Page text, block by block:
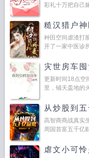
彩礼十万把自己
糙汉猎户
种田空间虐渣打
开了一家中医诊
灾世房车
更新时间18点空
里，铺天盖地的
从炒股到
高智商商战真实
周国首富五千亿
虐文小可